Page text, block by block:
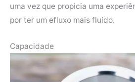
uma vez que propicia uma
por ter um efluxo mais fluído.
Capacidade